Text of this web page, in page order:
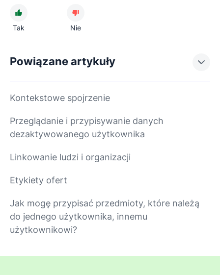
Tak Nie
Powiązane artykuły
Kontekstowe spojrzenie
Przeglądanie i przypisywanie danych
dezaktywowanego użytkownika
Linkowanie ludzi i organizacji
Etykiety ofert
Jak mogę przypisać przedmioty, które należą
do jednego użytkownika, innemu
użytkownikowi?